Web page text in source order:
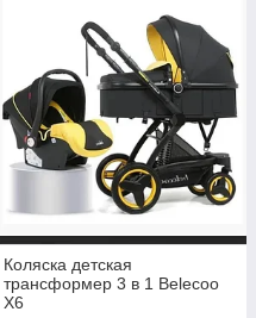
Коляска детская
трансформер 3 в 1 Belecoo
X6